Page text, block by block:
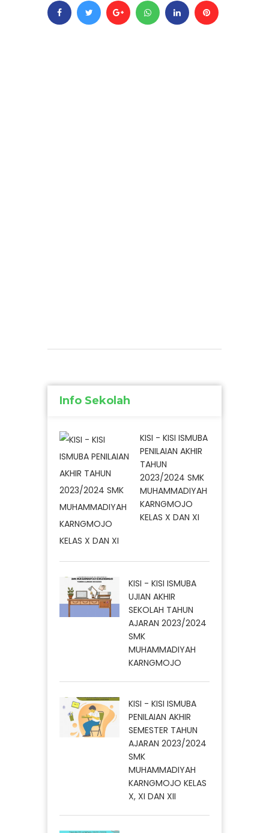
Info Sekolah
KISI - KISI ISMUBA
PENILAIAN AKHIR
TAHUN
2023/2024 SMK
MUHAMMADIYAH
KARNGMOJO
KELAS X DAN XI
KISI - KISI ISMUBA
UJIAN AKHIR
SEKOLAH TAHUN
AJARAN 2023/2024
SMK
MUHAMMADIYAH
KARNGMOJO
KISI - KISI ISMUBA
PENILAIAN AKHIR
SEMESTER TAHUN
AJARAN 2023/2024
SMK
MUHAMMADIYAH
KARNGMOJO KELAS
X, XI DAN XII